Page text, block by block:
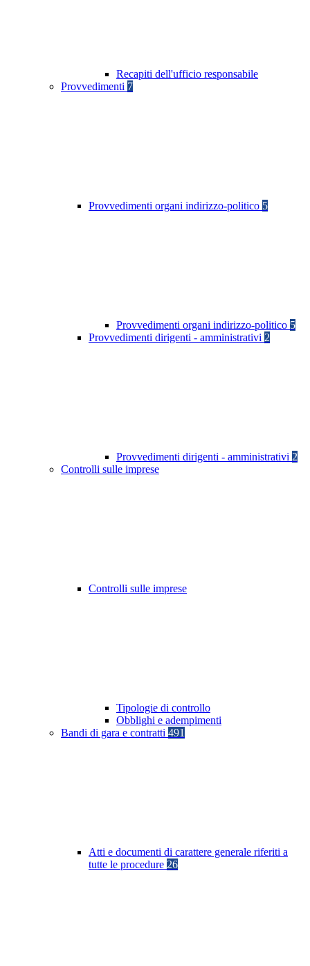
Recapiti dell'ufficio responsabile
Provvedimenti 7
Provvedimenti organi indirizzo-politico 5
Provvedimenti organi indirizzo-politico 5
Provvedimenti dirigenti - amministrativi 2
Provvedimenti dirigenti - amministrativi 2
Controlli sulle imprese
Controlli sulle imprese
Tipologie di controllo
Obblighi e adempimenti
Bandi di gara e contratti 491
Atti e documenti di carattere generale riferiti a
tutte le procedure 26